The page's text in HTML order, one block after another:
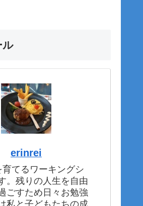
ル
erinrei
育てるワーキングシ
。残りの人生を自由
ごすため日々お勉強